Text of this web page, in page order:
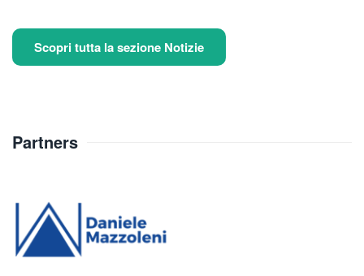
Scopri tutta la sezione Notizie
Partners